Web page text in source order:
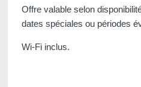
Offre valable selon
dates spéciales ou périodes
Wi-Fi inclus.
Louvain, 4*